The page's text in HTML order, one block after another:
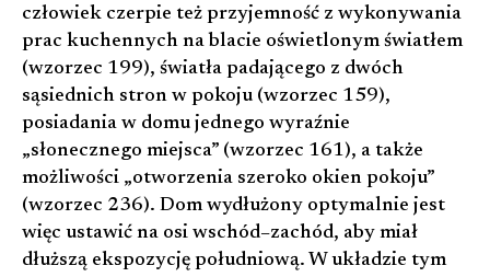
człowiek czerpie też przyjemność z wykonywania
prac kuchennych na blacie oświetlonym światłem
(wzorzec 199), światła padającego z dwóch
sąsiednich stron w pokoju (wzorzec 159),
posiadania w domu jednego wyraźnie
„słonecznego miejsca” (wzorzec 161), a także
możliwości „otworzenia szeroko okien pokoju”
(wzorzec 236). Dom wydłużony optymalnie jest
więc ustawić na osi wschód–zachód, aby miał
dłuższą ekspozycję południową. W układzie tym